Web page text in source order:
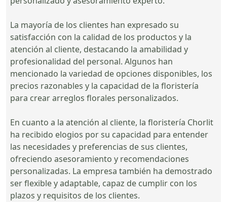
La mayoría de los clientes han expresado su
satisfacción con la calidad de los productos y la
atención al cliente, destacando la amabilidad y
profesionalidad del personal. Algunos han
mencionado la variedad de opciones disponibles, los
precios razonables y la capacidad de la floristería
para crear arreglos florales personalizados.
En cuanto a la atención al cliente, la floristería Chorlit
ha recibido elogios por su capacidad para entender
las necesidades y preferencias de sus clientes,
ofreciendo asesoramiento y recomendaciones
personalizadas. La empresa también ha demostrado
ser flexible y adaptable, capaz de cumplir con los
plazos y requisitos de los clientes.